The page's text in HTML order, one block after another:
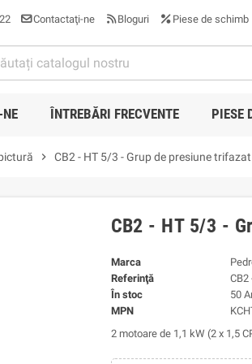
Contactaţi-ne Bloguri Piese de schimb
ÎNTREBĂRI FRECVENTE PIESE
chevron_right CB2 - HT 5/3 - Grup de presiune
CB2 - HT 5/3 -
Marca
Referinţă
CB2
În stoc
50
MPN
2 motoare de 1,1 kW (2 x 1,5